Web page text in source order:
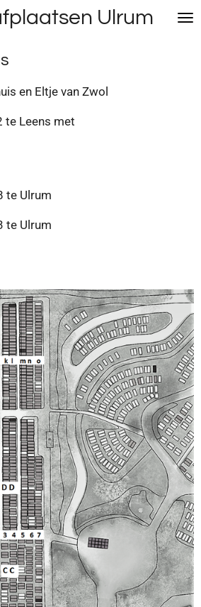
Ulrum
en Eltje van Zwol
te Leens met
Ulrum
Ulrum